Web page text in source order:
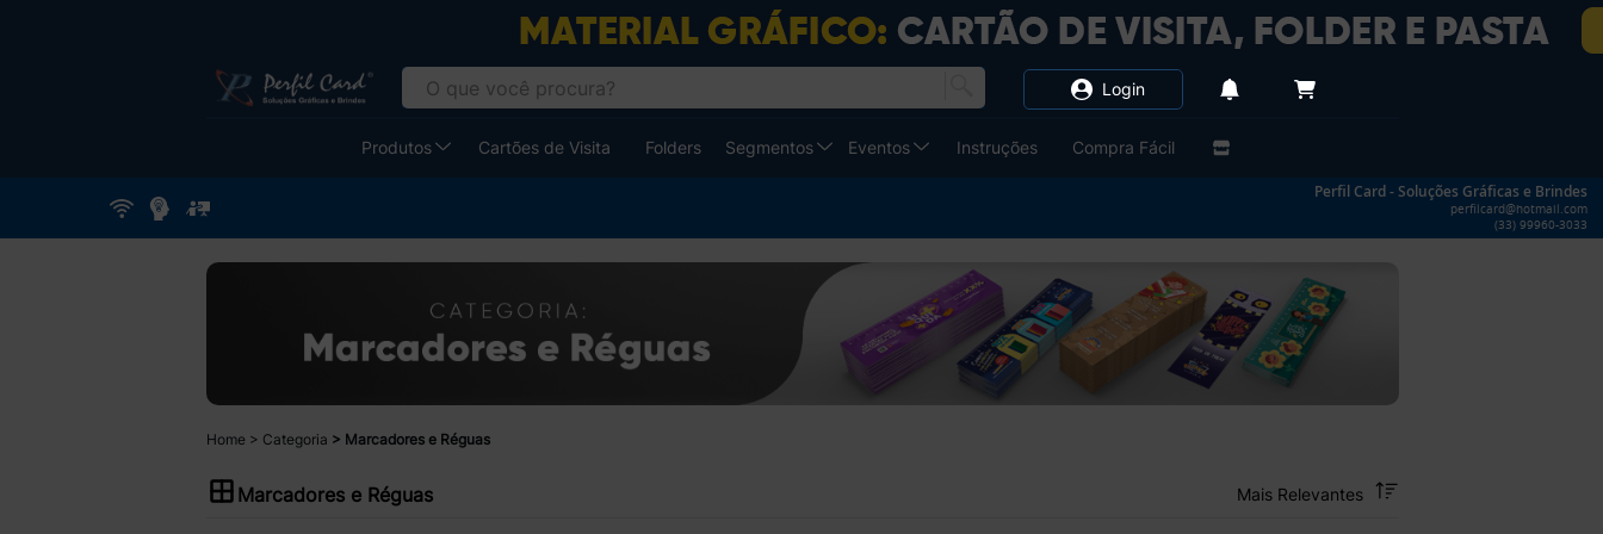
Produtos Cartões de Visita Folders Segmentos Eventos Instruções Compra Fácil
Login
Perfil Card - Soluções Gráficas e Brindes
perfilcard@hotmail.com
(33) 99960-3033
Home Categoria Marcadores e Réguas
Marcadores e Réguas